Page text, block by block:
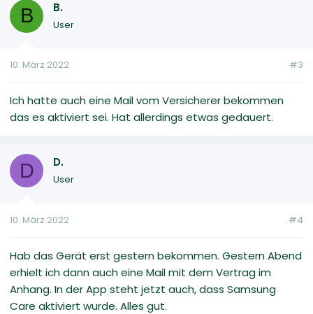
B B.
User
10. März 2022 #3
Ich hatte auch eine Mail vom Versicherer bekommen
das es aktiviert sei. Hat allerdings etwas gedauert.
D D.
User
10. März 2022 #4
Hab das Gerät erst gestern bekommen. Gestern Abend
erhielt ich dann auch eine Mail mit dem Vertrag im
Anhang. In der App steht jetzt auch, dass Samsung
Care aktiviert wurde. Alles gut.